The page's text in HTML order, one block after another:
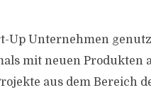
Up Unternehmen
mit neuen Produkten
aus dem Bereich